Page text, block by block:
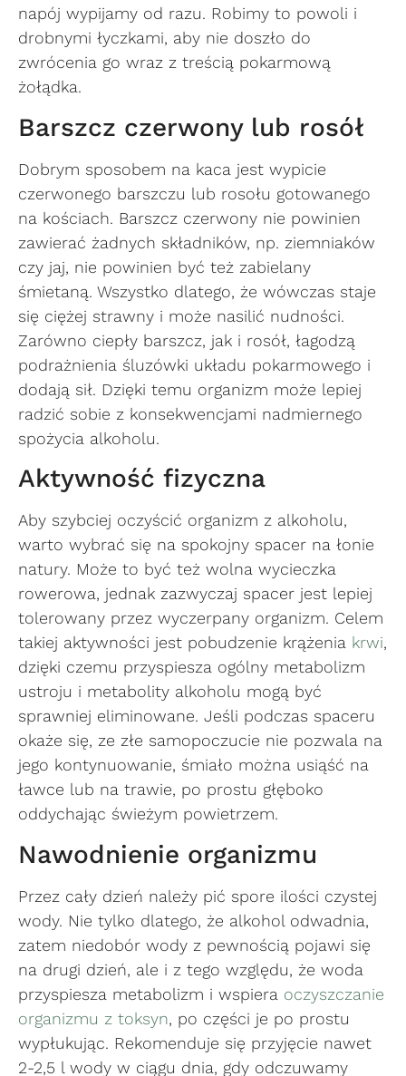
napój wypijamy od razu. Robimy to powoli i
drobnymi łyczkami, aby nie doszło do
zwrócenia go wraz z treścią pokarmową
żołądka.
Barszcz czerwony lub rosół
Dobrym sposobem na kaca jest wypicie
czerwonego barszczu lub rosołu gotowanego
na kościach. Barszcz czerwony nie powinien
zawierać żadnych składników, np. ziemniaków
czy jaj, nie powinien być też zabielany
śmietaną. Wszystko dlatego, że wówczas staje
się ciężej strawny i może nasilić nudności.
Zarówno ciepły barszcz, jak i rosół, łagodzą
podrażnienia śluzówki układu pokarmowego i
dodają sił. Dzięki temu organizm może lepiej
radzić sobie z konsekwencjami nadmiernego
spożycia alkoholu.
Aktywność fizyczna
Aby szybciej oczyścić organizm z alkoholu,
warto wybrać się na spokojny spacer na łonie
natury. Może to być też wolna wycieczka
rowerowa, jednak zazwyczaj spacer jest lepiej
tolerowany przez wyczerpany organizm. Celem
takiej aktywności jest pobudzenie krążenia krwi,
dzięki czemu przyspiesza ogólny metabolizm
ustroju i metabolity alkoholu mogą być
sprawniej eliminowane. Jeśli podczas spaceru
okaże się, ze złe samopoczucie nie pozwala na
jego kontynuowanie, śmiało można usiąść na
ławce lub na trawie, po prostu głęboko
oddychając świeżym powietrzem.
Nawodnienie organizmu
Przez cały dzień należy pić spore ilości czystej
wody. Nie tylko dlatego, że alkohol odwadnia,
zatem niedobór wody z pewnością pojawi się
na drugi dzień, ale i z tego względu, że woda
przyspiesza metabolizm i wspiera oczyszczanie
organizmu z toksyn, po części je po prostu
wypłukując. Rekomenduje się przyjęcie nawet
2-2,5 l wody w ciągu dnia, gdy odczuwamy